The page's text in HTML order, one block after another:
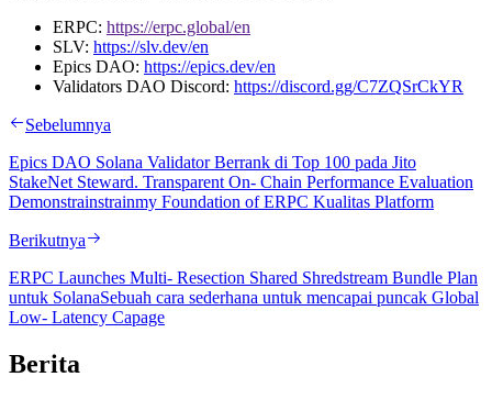
ERPC: https://erpc.global/en
SLV: https://slv.dev/en
Epics DAO: https://epics.dev/en
Validators DAO Discord: https://discord.gg/C7ZQSrCkYR
Sebelumnya
Epics DAO Solana Validator Berrank di Top 100 pada Jito
StakeNet Steward. Transparent On- Chain Performance Evaluation
Demonstrainstrainmy Foundation of ERPC Kualitas Platform
Berikutnya
ERPC Launches Multi- Resection Shared Shredstream Bundle Plan
untuk SolanaSebuah cara sederhana untuk mencapai puncak Global
Low- Latency Capage
Berita